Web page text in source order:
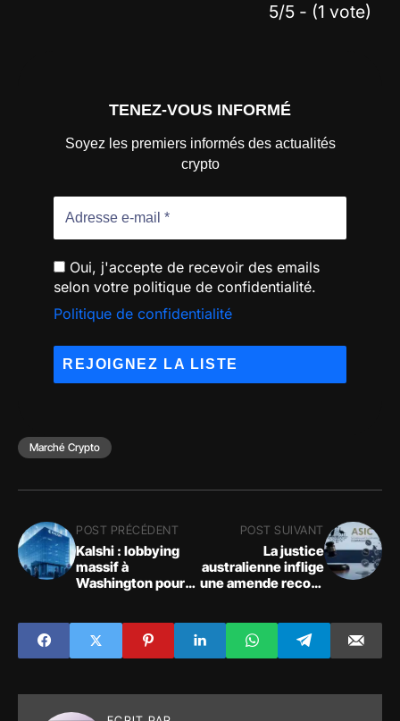
5/5 - (1 vote)
TENEZ-VOUS INFORMÉ
Soyez les premiers informés des actualités
crypto
Oui, j'accepte de recevoir des emails
selon votre politique de confidentialité.
Politique de confidentialité
Marché Crypto
POST PRÉCÉDENT
Kalshi : lobbying
massif à
Washington pour
POST SUIVANT
La justice
australienne inflige
une amende record
crypto Qoin